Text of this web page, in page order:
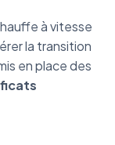
à vitesse
la transition
en place des